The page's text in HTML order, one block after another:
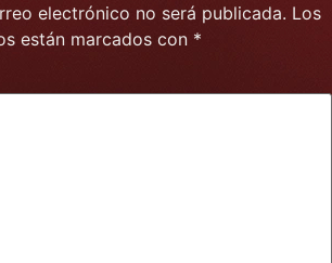
electrónico no será publicada. Los
están marcados con *